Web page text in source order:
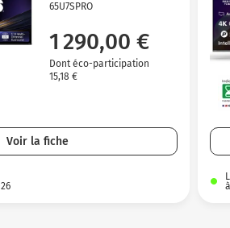
65U7SPRO
1 290,00 €
Dont éco-participation
15,18 €
Voir la fiche